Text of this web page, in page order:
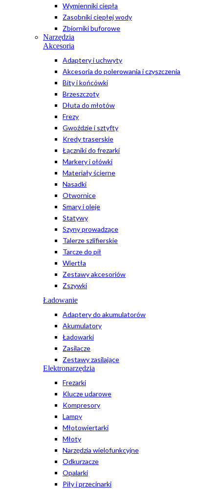
Wymienniki ciepła
Zasobniki ciepłej wody
Zbiorniki buforowe
Narzędzia
Akcesoria
Adaptery i uchwyty
Akcesoria do polerowania i czyszczenia
Bity i końcówki
Brzeszczoty
Dłuta do młotów
Frezy
Gwoździe i sztyfty
Kredy traserskie
Łączniki do frezarki
Markery i ołówki
Materiały ścierne
Nasadki
Otwornice
Smary i oleje
Statywy
Szyny prowadzące
Talerze szlifierskie
Tarcze do pił
Wiertła
Zestawy akcesoriów
Zszywki
Ładowanie
Adaptery do akumulatorów
Akumulatory
Ładowarki
Zasilacze
Zestawy zasilające
Elektronarzędzia
Frezarki
Klucze udarowe
Kompresory
Lampy
Młotowiertarki
Młoty
Narzędzia wielofunkcyjne
Odkurzacze
Opalarki
Piły i przecinarki